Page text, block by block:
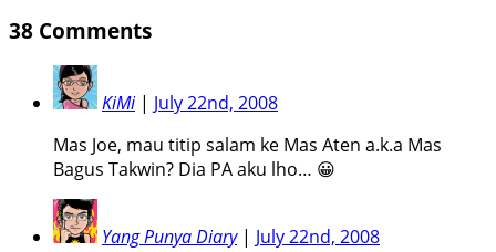
38 Comments
KiMi| July 22nd, 2008
Mas Joe, mau titip salam ke Mas Aten a.k.a Mas
Bagus Takwin? Dia PA aku lho… 😀
Yang Punya Diary| July 22nd, 2008